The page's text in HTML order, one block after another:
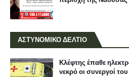
ΑΣΤΥΝΟΜΙΚΟ ΔΕΛΤΙΟ
Κλέφτης έπαθε
νεκρό οι συνεργοί του